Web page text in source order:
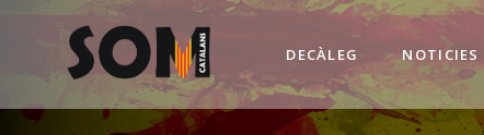
DECÀLEG NOTICIES